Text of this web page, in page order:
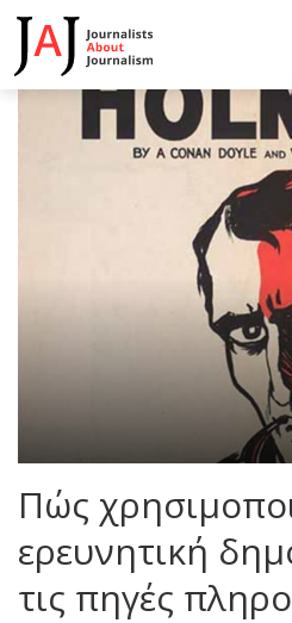
Πώς
ερευνητική
τις πηγές